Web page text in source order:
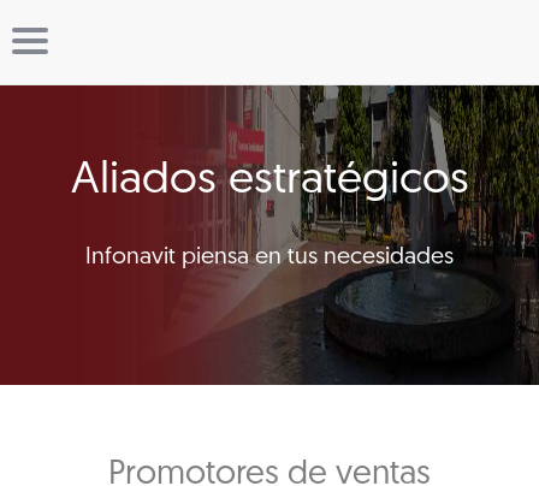
Aliados estratégicos
Infonavit piensa en tus necesidades
Promotores de ventas